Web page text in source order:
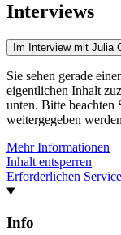
Interviews
Im Interview mit Julia
Sie sehen gerade
eigentlichen Inhalt
unten. Bitte beachten
weitergegeben
Mehr Informationen
Inhalt entsperren
Erforderlichen
Info